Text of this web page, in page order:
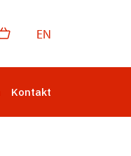
EN
Kontakt